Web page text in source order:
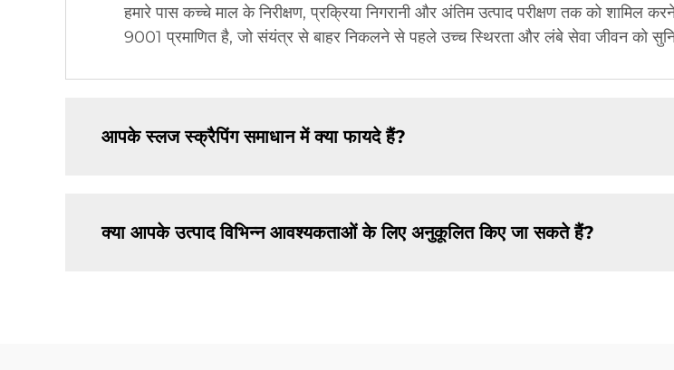
हमारे पास कच्चे माल के निरीक्षण, प्रक्रिया निगरानी और अंतिम उत्पाद परीक्षण तक को शामिल
9001 प्रमाणित है, जो संयंत्र से बाहर निकलने से पहले उच्च स्थिरता और लंबे सेवा जीवन को
आपके स्लज स्क्रैपिंग समाधान में क्या फायदे हैं?
क्या आपके उत्पाद विभिन्न आवश्यकताओं के लिए अनुकूलित किए जा सकते हैं?